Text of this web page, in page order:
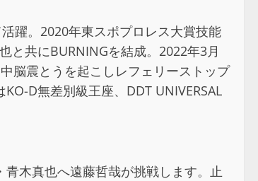
躍。2020年東スポプロレス大賞技能
と共にBURNINGを結成。2022年3月
脳震とうを起こしレフェリーストップ
D無差別級王座、DDT UNIVERSAL
木真也へ遠藤哲哉が挑戦します。止